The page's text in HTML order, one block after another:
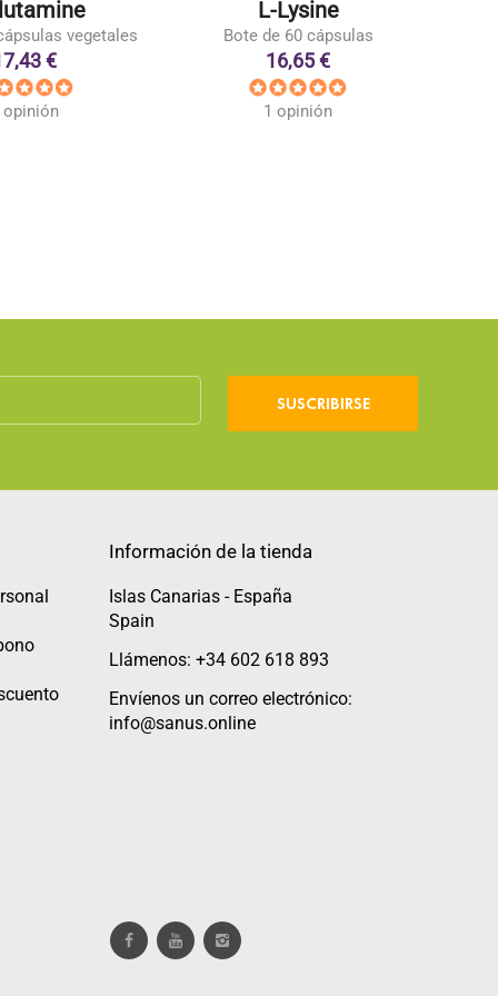
vegetales
€
opinión
L-Lysine
Bote de 60 cápsulas
16,65 €
1 opinión
SUSCRIBIRSE
Información de la tienda
Islas Canarias - España
Spain
Llámenos: +34 602 618 893
Envíenos un correo electrónico:
info@sanus.online